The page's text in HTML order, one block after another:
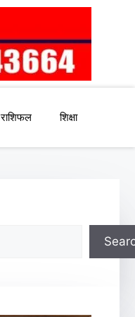
राशिफल शिक्षा